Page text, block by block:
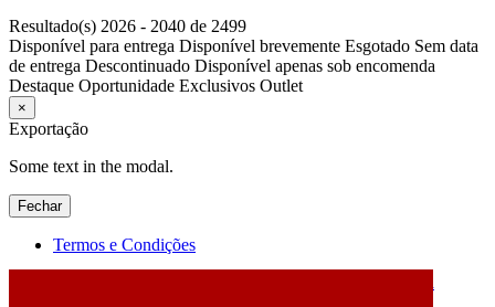
Resultado(s) 2026 - 2040 de 2499
Disponível para entrega Disponível brevemente Esgotado Sem data
de entrega Descontinuado Disponível apenas sob encomenda
Destaque Oportunidade Exclusivos Outlet
×
Exportação
Some text in the modal.
Fechar
Termos e Condições